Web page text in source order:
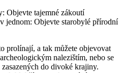
prolínají, a tak můžete objevovat
nalezištím, nebo se
do divoké krajiny.